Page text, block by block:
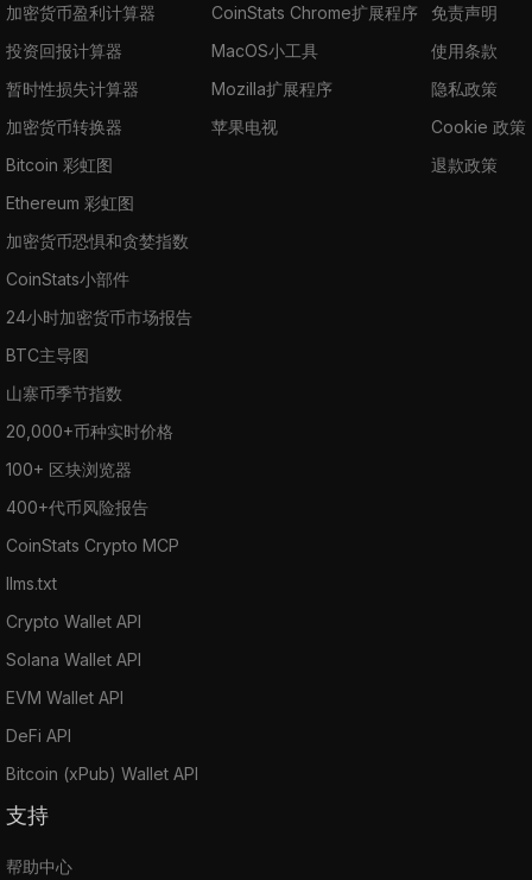
加密货币盈利计算器
投资回报计算器
暂时性损失计算器
加密货币转换器
Bitcoin 彩虹图
Ethereum 彩虹图
加密货币恐惧和贪婪指数
CoinStats小部件
24小时加密货币市场报告
BTC主导图
山寨币季节指数
20,000+币种实时价格
100+ 区块浏览器
400+代币风险报告
CoinStats Crypto MCP
llms.txt
Crypto Wallet API
Solana Wallet API
EVM Wallet API
DeFi API
Bitcoin (xPub) Wallet API
CoinStats Chrome扩展程序
MacOS小工具
Mozilla扩展程序
苹果电视
免责声明
使用条款
隐私政策
Cookie 政策
退款政策
支持
帮助中心